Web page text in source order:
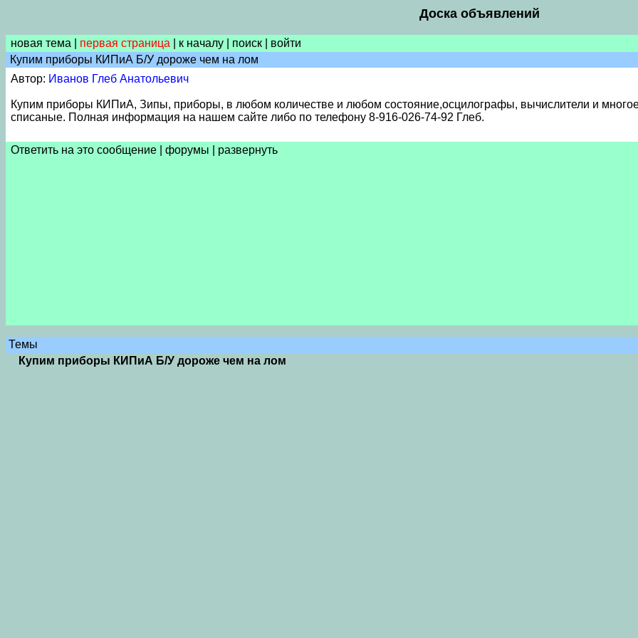
Доска объявлений
новая тема первая страница к началу поиск войти
Купим приборы КИПиА Б/У дороже чем на лом
Автор: Иванов Глеб Анатольевич
Купим приборы КИПиА, Зипы, приборы, в любом количестве и любом состояние,осцилографы, вычислители и
списаные. Полная информация на нашем сайте либо по телефону 8-916-026-74-92 Глеб.
Ответить на это сообщение форумы
развернуть
Темы
Купим приборы КИПиА Б/У дороже чем на лом